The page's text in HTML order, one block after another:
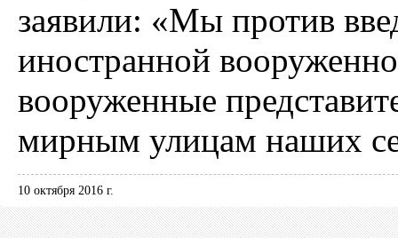
заявили: «Мы против
иностранной
вооруженные
мирным улицам наших
10 октября 2016 г.